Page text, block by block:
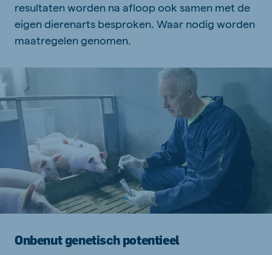
resultaten worden na afloop ook samen met de
eigen dierenarts besproken. Waar nodig worden
maatregelen genomen.
Onbenut genetisch potentieel